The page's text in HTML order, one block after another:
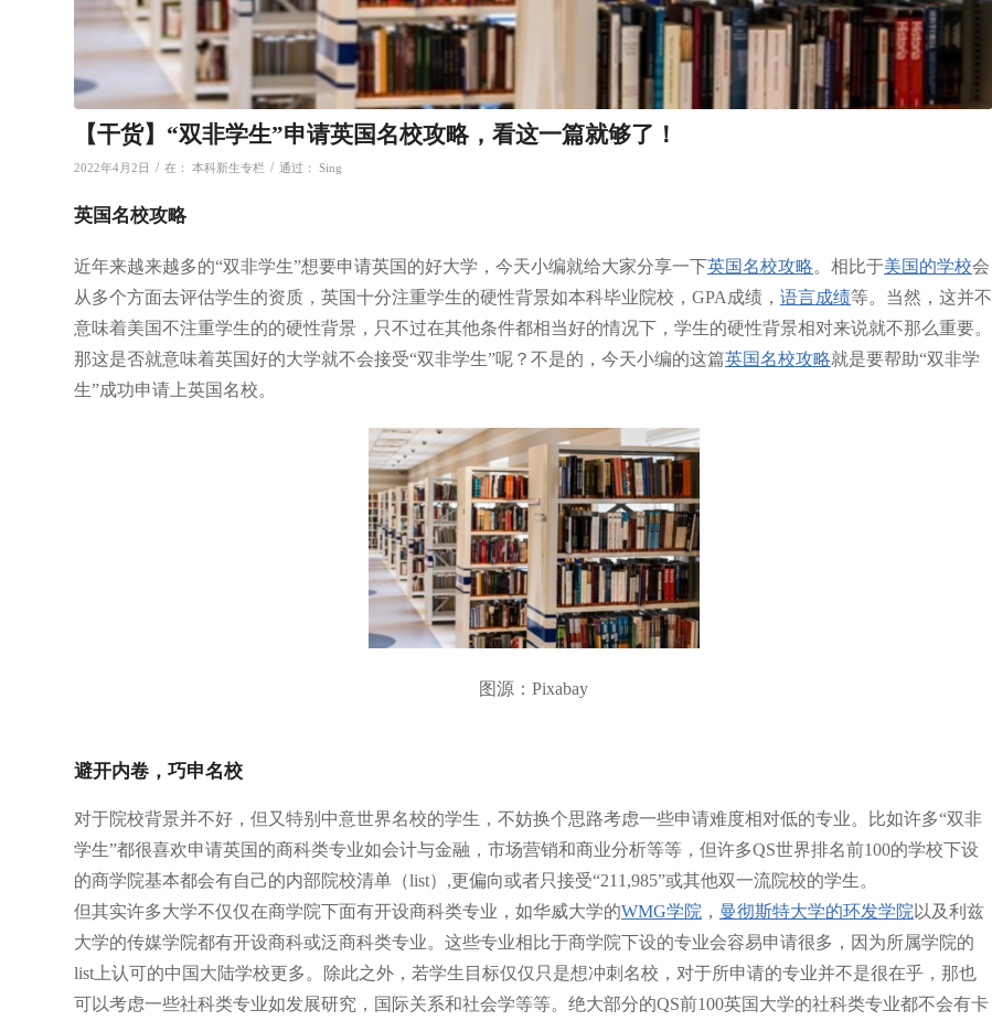
【干货】“双非学生”申请英国名校攻略，看这一篇就够了！
2022年4月2日 / 在： 本科新生专栏 / 通过： Sing
英国名校攻略
近年来越来越多的“双非学生”想要申请英国的好大学，今天小编就给大家分享一下英国名校攻略。相比于美国的学校会
从多个方面去评估学生的资质，英国十分注重学生的硬性背景如本科毕业院校，GPA成绩， 语言成绩等。当然，这并不
意味着美国不注重学生的的硬性背景，只不过在其他条件都相当好的情况下，学生的硬性背景相对来说就不那么重要。
那这是否就意味着英国好的大学就不会接受“双非学生”呢？不是的，今天小编的这篇英国名校攻略就是要帮助“双非学
生”成功申请上英国名校。
图源：Pixabay
避开内卷，巧申名校
对于院校背景并不好，但又特别中意世界名校的学生，不妨换个思路考虑一些申请难度相对低的专业。比如许多“双非
学生”都很喜欢申请英国的商科类专业如会计与金融，市场营销和商业分析等等，但许多QS世界排名前100的学校下设
的商学院基本都会有自己的内部院校清单（list）,更偏向或者只接受“211,985”或其他双一流院校的学生。
但其实许多大学不仅仅在商学院下面有开设商科类专业，如华威大学的WMG学院 ， 曼彻斯特大学的环发学院 以及利兹
大学的传媒学院都有开设商科或泛商科类专业。这些专业相比于商学院下设的专业会容易申请很多，因为所属学院的
list上认可的中国大陆学校更多。除此之外，若学生目标仅仅只是想冲刺名校，对于所申请的专业并不是很在乎，那也
可以考虑一些社科类专业如发展研究，国际关系和社会学等等。绝大部分的QS前100英国大学的社科类专业都不会有卡